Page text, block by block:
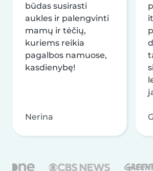
būdas susirasti
aukles ir palengvinti
mamų ir tėčių,
kuriems reikia
pagalbos namuose,
kasdienybę!
Nerina